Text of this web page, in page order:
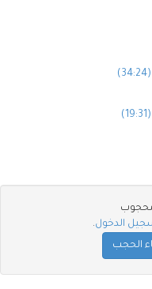
الدخول.
الحجب